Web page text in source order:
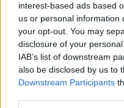
interest-based ads based
us or personal information
your opt-out. You may
disclosure of your
IAB’s list of downstream
also be disclosed by us to
Downstream Participants
#KÜLFÖLD # VOLODIMIR
#VATIKÁN #OROSZ-